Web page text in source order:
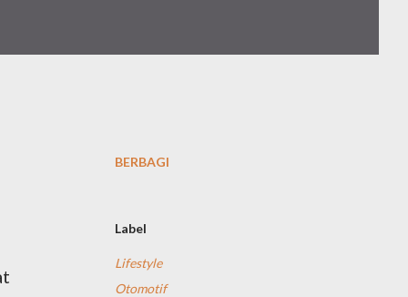
BERBAGI
Label
Lifestyle
Otomotif